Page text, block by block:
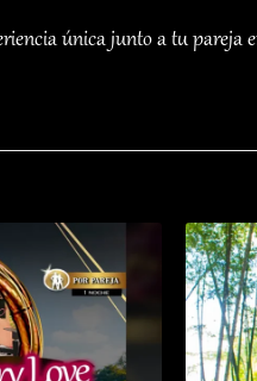
única junto a tu pareja